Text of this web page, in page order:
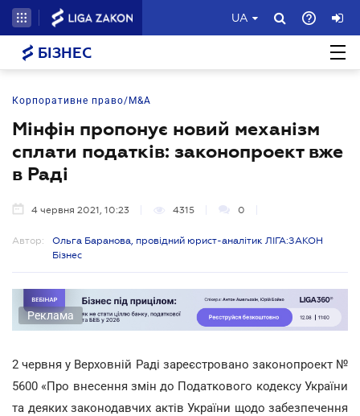
UA
БІЗНЕС
Корпоративне право/M&A
Мінфін пропонує новий механізм
сплати податків: законопроект вже
в Раді
4 червня 2021, 10:23 4315 0
Автор:
Ольга Баранова, провідний юрист-аналітик ЛІГА:ЗАКОН
Бізнес
Реклама
2 червня у Верховній Раді зареєстровано законопроект №
5600 «Про внесення змін до Податкового кодексу України
та деяких законодавчих актів України щодо забезпечення